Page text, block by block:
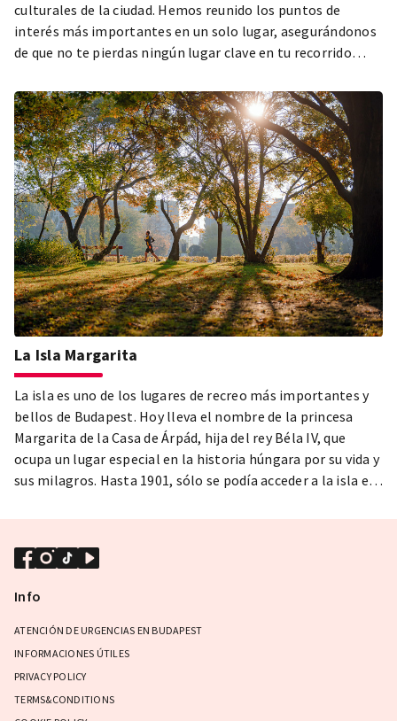
culturales de la ciudad. Hemos reunido los puntos de
interés más importantes en un solo lugar, asegurándonos
de que no te pierdas ningún lugar clave en tu recorrido
Distrito del Castillo de Buda, el Parque de la Ciudad y el
Barrio Judío de Pest son solo algunos de los lugares
imprescindibles que no puedes perderte en tu visita a
Budapest. Explora las atracciones más hermosas y
populares de la ciudad y déjate cautivar por la diversidad de
la capital húngara.
La Isla Margarita
La isla es uno de los lugares de recreo más importantes y
bellos de Budapest. Hoy lleva el nombre de la princesa
Margarita de la Casa de Árpád, hija del rey Béla IV, que
ocupa un lugar especial en la historia húngara por su vida y
sus milagros. Hasta 1901, sólo se podía acceder a la isla en
Margarita que conduce a la isla.
Info
ATENCIÓN DE URGENCIAS EN BUDAPEST
INFORMACIONES ÚTILES
PRIVACY POLICY
TERMS&CONDITIONS